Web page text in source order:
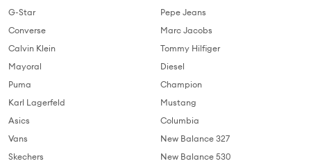
G-Star
Converse
Calvin Klein
Mayoral
Puma
Karl Lagerfeld
Asics
Vans
Skechers
Pepe Jeans
Marc Jacobs
Tommy Hilfiger
Diesel
Champion
Mustang
Columbia
New Balance 327
New Balance 530